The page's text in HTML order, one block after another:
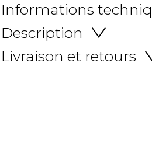
Informations
Description
Livraison et retours